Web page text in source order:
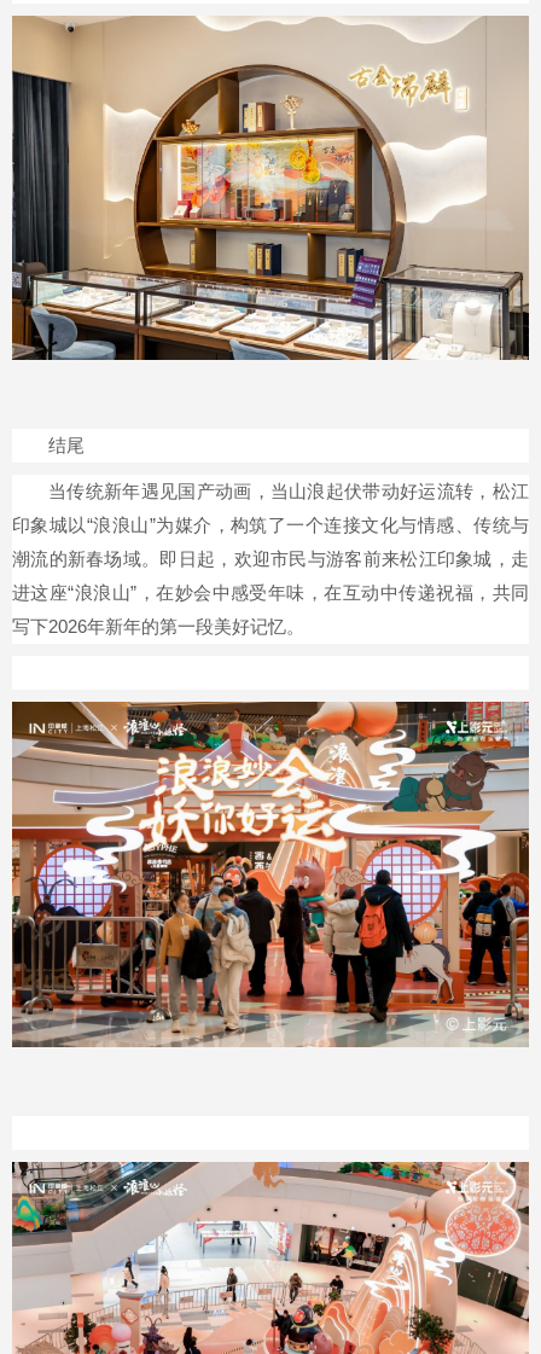
结尾
当传统新年遇见国产动画，当山浪起伏带动好运流转，松江
印象城以“浪浪山”为媒介，构筑了一个连接文化与情感、传统与
潮流的新春场域。即日起，欢迎市民与游客前来松江印象城，走
进这座“浪浪山”，在妙会中感受年味，在互动中传递祝福，共同
写下2026年新年的第一段美好记忆。